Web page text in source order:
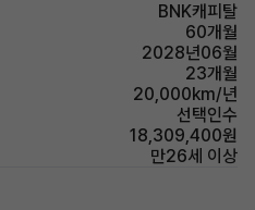
BNK캐피탈
60개월
2028년06월
23개월
20,000km/년
선택인수
18,309,400원
만26세 이상